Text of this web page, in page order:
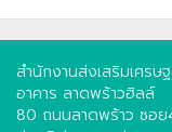
สำนักงานส่งเสริมเศร
อาคาร ลาดพร้าวฮิลล์
80 ถนนลาดพร้าว ซอ